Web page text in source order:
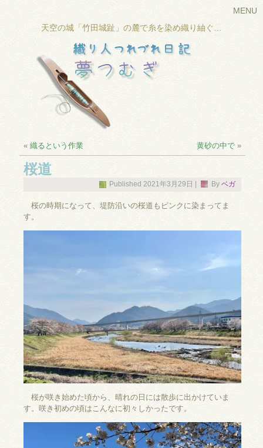
MENU
天空の城「竹田城趾」の麓で糸を染め織り紬ぐ…
« 織るという作業 黄砂の中で»
桜道
Published 2021年3月29日 By ベガ
桜の時期になって、堤防沿いの桜道もピンクに染まってま
す。
桜が咲き始めた頃から、晴れの日には散歩に出かけていま
す。咲き初めの頃はこんなに初々しかったです。